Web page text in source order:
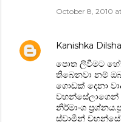
October 8, 2010
Kanishka
පොත ලිවීමට
තිබෙනවා නම්
ගොඩක් දෙනා
වහන්සේලාගෙන්
නිර්මාංශ
ස්වාමීන්